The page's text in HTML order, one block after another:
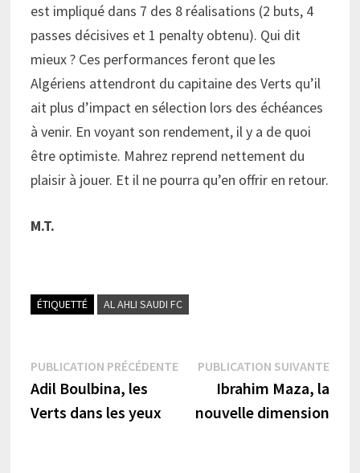
est impliqué dans 7 des 8 réalisations (2 buts, 4
passes décisives et 1 penalty obtenu). Qui dit
mieux ? Ces performances feront que les
Algériens attendront du capitaine des Verts qu’il
ait plus d’impact en sélection lors des échéances
à venir. En voyant son rendement, il y a de quoi
être optimiste. Mahrez reprend nettement du
plaisir à jouer. Et il ne pourra qu’en offrir en retour.
M.T.
ÉTIQUETTÉ AL AHLI SAUDI FC
Navigation
de
PUBLICATION PRÉCÉDENTEPublication
précédente :
Adil Boulbina, les
Verts dans les yeux
PUBLICATION SUIVANTE
Ibrahim Maza, la
nouvelle dimension